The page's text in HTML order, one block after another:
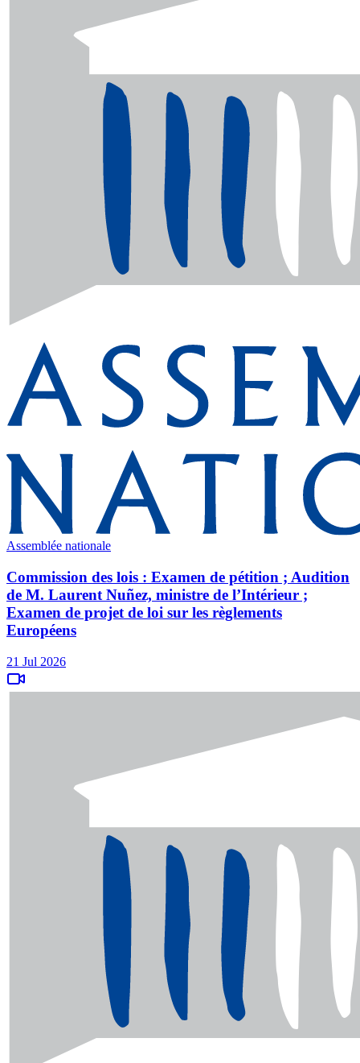
Assemblée nationale
Commission des lois : Examen de pétition ; Audition
de M. Laurent Nuñez, ministre de l’Intérieur ;
Examen de projet de loi sur les règlements
Européens
21 Jul 2026